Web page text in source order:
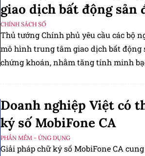
giao dịch bất động sản
CHÍNH SÁCH SỐ
​​​​​​​Thủ tướng Chính phủ yêu cầu các bộ
mô hình trung tâm giao dịch bất
chứng khoán, nhằm tăng tính minh
Doanh nghiệp Việt có
ký số MobiFone CA
PHẦN MỀM - ỨNG DỤNG
Giải pháp chữ ký số MobiFone CA